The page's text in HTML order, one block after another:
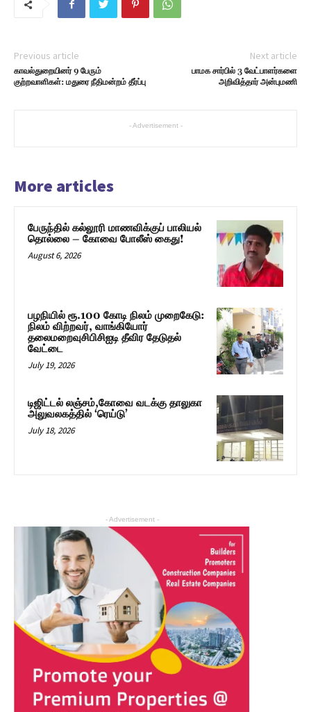
Previous article
காவல்துறையினர் 9 பேரும்
குற்றவாளிகள்: மதுரை நீதிமன்றம் தீர்ப்பு
Next article
பாமக சார்பில் 3 வேட்பாளர்களை
அறிவித்தார் அன்புமணி
- Advertisement -
More articles
பேருந்தில் கல்லூரி மாணவிக்குப் பாலியல்
தொல்லை – கோவை போலீஸ் கைது!
August 6, 2026
பழநியில் ரூ.100 கோடி நிலம் முறைகேடு:
நிலம் விற்றவர், வாங்கியோர்
தலைமறைவுசிபிசிஐடி தீவிர தேடுதல்
வேட்டை
July 19, 2026
டிஜிட்டல் லஞ்சம்,கோவை வடக்கு தாலுகா
அலுவலகத்தில் ‘ரெய்டு’
July 18, 2026
- Advertisement -